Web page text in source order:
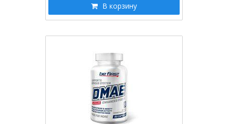
В корзину